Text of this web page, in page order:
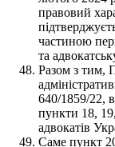
правовий
частиною
та
Разом з тим,
640/1859/22,
пункти 18,
адвокатів
Саме пункт